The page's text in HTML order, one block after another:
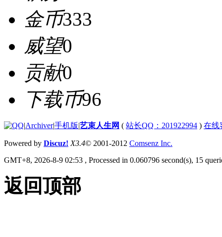
金币333
威望0
贡献0
下载币96
|Archiver|手机版|艺束人生网 ( 站长QQ：201922994 ) 在线
Powered by Discuz! X3.4© 2001-2012 Comsenz Inc.
GMT+8, 2026-8-9 02:53 , Processed in 0.060796 second(s), 15
返回顶部